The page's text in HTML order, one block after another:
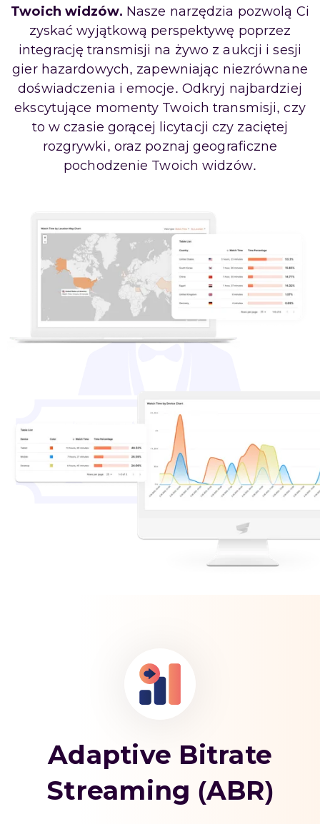
Twoich widzów. Nasze narzędzia pozwolą Ci
zyskać wyjątkową perspektywę poprzez
integrację transmisji na żywo z aukcji i sesji
gier hazardowych, zapewniając niezrównane
doświadczenia i emocje. Odkryj najbardziej
ekscytujące momenty Twoich transmisji, czy
to w czasie gorącej licytacji czy zaciętej
rozgrywki, oraz poznaj geograficzne
pochodzenie Twoich widzów.
Adaptive Bitrate
Streaming (ABR)